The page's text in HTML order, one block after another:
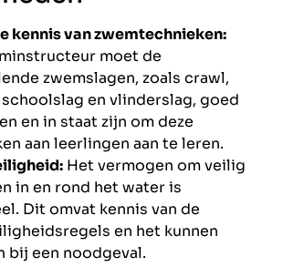
kennis van zwemtechnieken:
moet de
zwemslagen, zoals crawl,
en vlinderslag, goed
en in staat zijn om deze
aan leerlingen aan te leren.
Het vermogen om veilig
in en rond het water is
Dit omvat kennis van de
en het kunnen
bij een noodgeval.